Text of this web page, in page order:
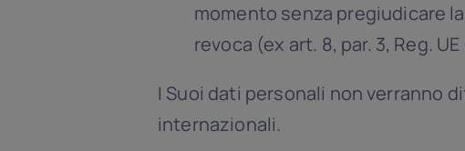
momento senza pregiudicare
revoca (ex art. 8, par. 3, Reg.
I Suoi dati personali non verranno
internazionali.